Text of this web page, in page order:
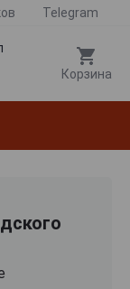
Telegram
Корзина